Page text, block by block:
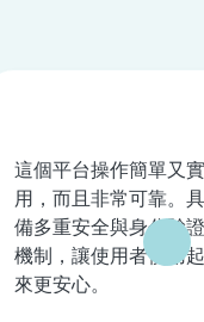
這個平台操作簡單又實
用，而且非常可靠。具
備多重安全與身分驗證
機制，讓使用者使用起
來更安心。